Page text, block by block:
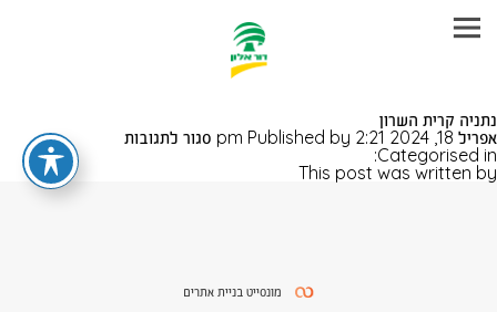
מעבר
מהיר
לתוכן
הראשי
נתניה קרית השרון
אפריל 18, 2024 2:21 pm
Published by סגור לתגובותעל
Categorised in:
This post was written by
מונסייט בניית אתרים